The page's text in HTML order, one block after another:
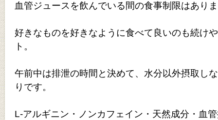
血管ジュースを飲んでいる間の食事制限はあり
好きなものを好きなように食べて良いのも続け
ト。
午前中は排泄の時間と決めて、水分以外摂取し
りです。
L-アルギニン・ノンカフェイン・天然成分・血